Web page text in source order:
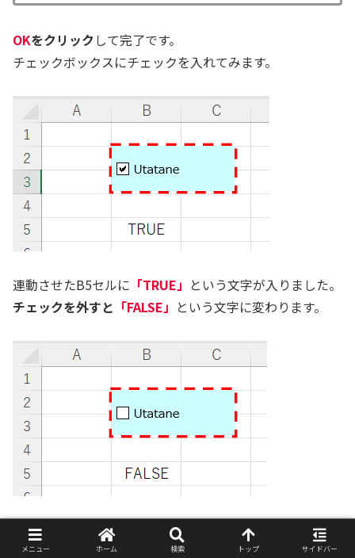
OKをクリックして完了です。
チェックボックスにチェックを入れてみます。
連動させたB5セルに 「TRUE」 という文字が入りました。
チェックを外すと 「FALSE」 という文字に変わります。
これを活用することで、例えば全てのチェックボックスに
チェックが入っていれば、「完了！」と表示させることも
メニュー ホーム 検索 トップ サイドバー